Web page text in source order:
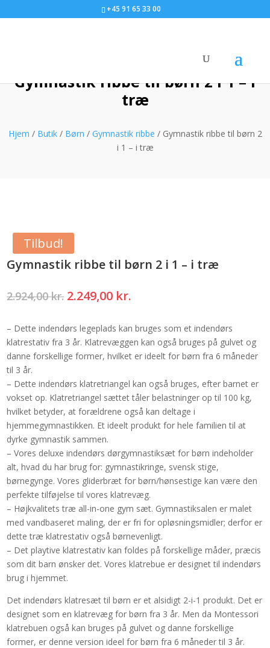
+45 91 65 33 00
Gymnastik ribbe til børn 2 i 1 – i
træ
Hjem / Butik/ Børn / Gymnastik ribbe / Gymnastik ribbe til børn 2
i 1 – i træ
Tilbud!
Gymnastik ribbe til børn 2 i 1 – i træ
2.924,00kr. Den
pris
var:
2.924,00 kr..
2.249,00 kr.
pris
er:
2.249,00 kr..
– Dette indendørs legeplads kan bruges som et indendørs
klatrestativ fra 3 år. Klatrevæggen kan også bruges på gulvet og
danne forskellige former, hvilket er ideelt for børn fra 6 måneder
til 3 år.
– Dette indendørs klatretriangel kan også bruges, efter barnet er
vokset op. Klatretriangel sættet tåler belastninger op til 100 kg,
hvilket betyder, at forældrene også kan deltage i
hjemmegymnastikken. Et ideelt produkt for hele familien til at
dyrke gymnastik sammen.
– Vores deluxe indendørs dørgymnastiksæt for børn indeholder
alt, hvad du har brug for: gymnastikringe, svensk stige,
børnegynge. Vores gliderbræt for børn/hønsestige kan være den
perfekte tilføjelse til vores klatrevæg.
– Højkvalitets træ all-in-one gym sæt. Gymnastiksalen er malet
med vandbaseret maling, der er fri for opløsningsmidler; derfor er
dette træ klatrestativ også børnevenligt.
– Det playtive klatrestativ kan foldes på forskellige måder, præcis
som dit barn ønsker det. Vores klatrebue er designet til indendørs
brug i hjemmet.
Det indendørs klatresæt til børn er et alsidigt 2-i-1 produkt. Det er
designet som en klatrevæg for børn fra 3 år. Men da Montessori
klatrebuen også kan bruges på gulvet og danne forskellige
former, er denne version ideel for børn fra 6 måneder til 3 år.